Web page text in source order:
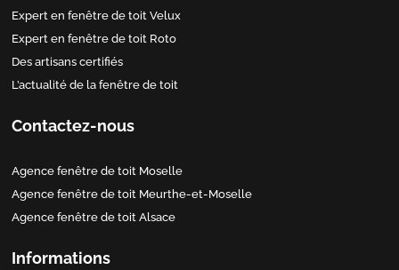
Expert en fenêtre de toit Velux
Expert en fenêtre de toit Roto
Des artisans certifiés
L’actualité de la fenêtre de toit
Contactez-nous
Agence fenêtre de toit Moselle
Agence fenêtre de toit Meurthe-et-Moselle
Agence fenêtre de toit Alsace
Informations